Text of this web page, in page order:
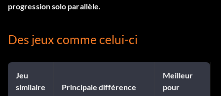
progression solo parallèle.
Des jeux comme celui-ci
Jeu
similaire
Principale différence
Meilleur
pour